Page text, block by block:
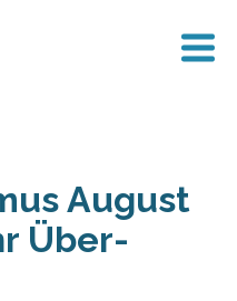
August
Über­